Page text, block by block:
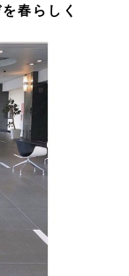
春らしく